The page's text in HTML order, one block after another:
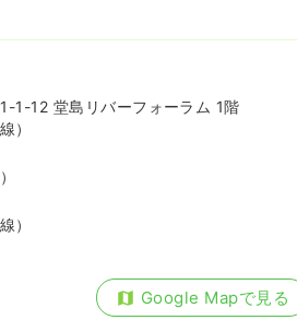
1-12 堂島リバーフォーラム 1階
）
）
Google Mapで見る